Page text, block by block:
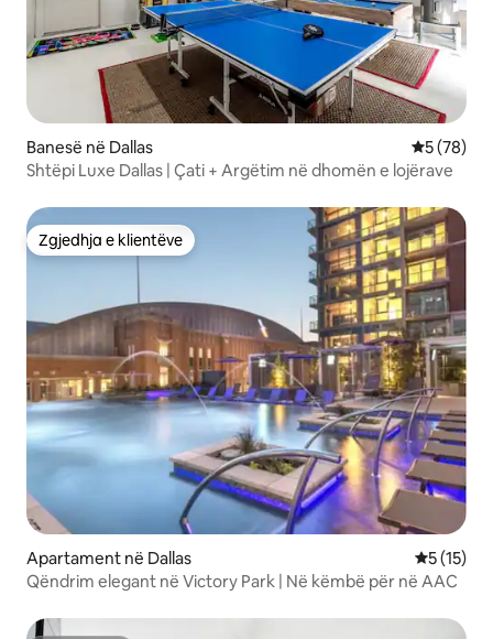
Banesë në Dallas Vlerësimi
5 (78)
Shtëpi Luxe Dallas | Çati + Argëtim në dhomën e lojërave
Zgjedhja e klientëve
Zgjedhja e klientëve
Apartament në Dallas Vlerësimi
5 (15)
Qëndrim elegant në Victory Park | Në këmbë për në AAC